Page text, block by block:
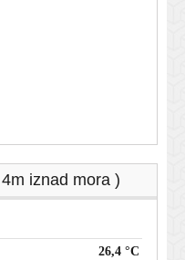
iznad mora )
26,4 °C